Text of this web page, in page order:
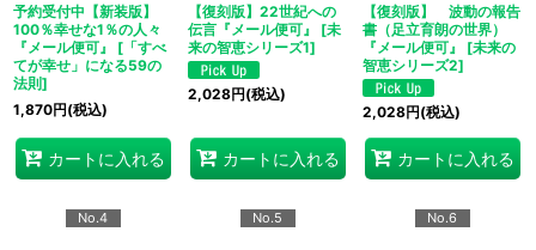
予約受付中【新装版】
100％幸せな1％の人々
『メール便可』
[ 「すべ
てが幸せ」になる59の
法則]
1,870円(税込)
カートに入れる
【復刻版】22世紀への
伝言『メール便可』
[未
来の智恵シリーズ1]
2,028円(税込)
カートに入れる
【復刻版】 波動の報告
書（足立育朗の世界）
『メール便可』
[未来の
智恵シリーズ2]
2,028円(税込)
カートに入れる
No.4 No.5 No.6